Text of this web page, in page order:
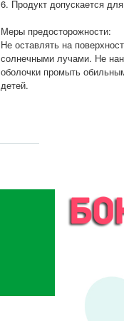
6. Продукт допускается
Меры предосторожности:
Не оставлять на
солнечными лучами. Не
оболочки промыть
детей.